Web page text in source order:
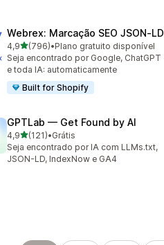
Webrex: Marcação SEO JSON‑LD
4,9de 5 estrelas
(796)
796 avaliações ao todo
•Plano gratuito disponível
Seja encontrado por Google, ChatGPT
e toda IA: automaticamente
Built for Shopify
GPTLab — Get Found by AI
4,9de 5 estrelas
(121)
121 avaliações ao todo
•Grátis
Seja encontrado por IA com LLMs.txt,
JSON-LD, IndexNow e GA4